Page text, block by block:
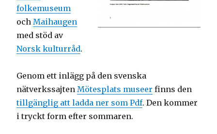
folkemuseum
och Maihaugen
med stöd av
Norsk kulturråd.
Genom ett inlägg på den svenska
nätverkssajten Mötesplats museer finns den
tillgänglig att ladda ner som Pdf. Den kommer
i tryckt form efter sommaren.